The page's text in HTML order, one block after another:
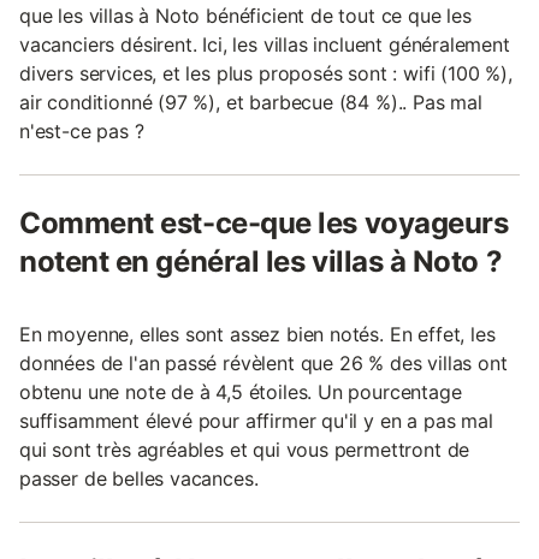
que les villas à Noto bénéficient de tout ce que les
vacanciers désirent. Ici, les villas incluent généralement
divers services, et les plus proposés sont : wifi (100 %),
air conditionné (97 %), et barbecue (84 %).. Pas mal
n'est-ce pas ?
Comment est-ce-que les voyageurs
notent en général les villas à Noto ?
En moyenne, elles sont assez bien notés. En effet, les
données de l'an passé révèlent que 26 % des villas ont
obtenu une note de à 4,5 étoiles. Un pourcentage
suffisamment élevé pour affirmer qu'il y en a pas mal
qui sont très agréables et qui vous permettront de
passer de belles vacances.